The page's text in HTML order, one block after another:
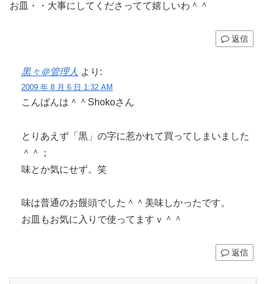
お皿・・大事にしてくださってて嬉しいわ＾＾
返信
黒々＠管理人 より:
2009 年 8 月 6 日 1:32 AM
こんばんは＾＾Shokoさん
とりあえず「黒」の字に惹かれて買ってしまいました
＾＾；
味とか気にせず。笑
味は普通のお饅頭でした＾＾美味しかったです。
お皿もお気に入りで使ってますｖ＾＾
返信